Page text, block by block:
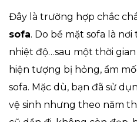
Đây là trường hợp chắc
sofa. Do bề mặt sofa là
nhiệt độ…sau một thời
hiện tượng bị hỏng, ẩm
sofa. Mặc dù, bạn đã sử
vệ sinh nhưng theo năm